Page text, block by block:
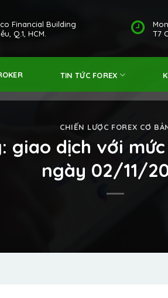
T7
Financial Building
Q.1, HCM.
TIN TỨC FOREX
CHIẾN LƯỢC FOREX CƠ
giao dịch với
ngày 02/11/